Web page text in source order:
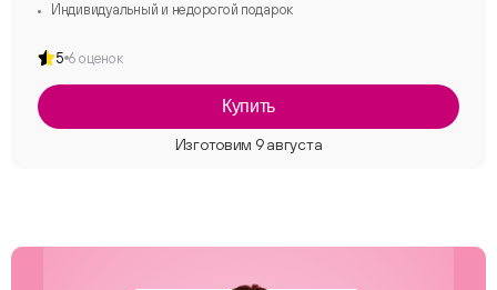
Индивидуальный и недорогой подарок
5 6 оценок
Купить